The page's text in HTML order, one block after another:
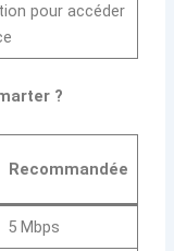
pour accéder
?
Recommandée
5 Mbps